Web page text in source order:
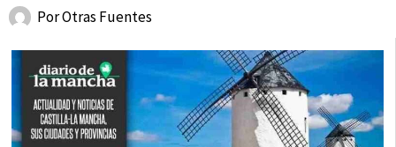
PorOtras Fuentes